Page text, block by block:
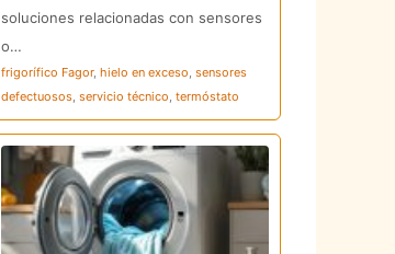
soluciones relacionadas con sensores
o…
frigorífico Fagor, hielo en exceso, sensores
defectuosos, servicio técnico, termóstato